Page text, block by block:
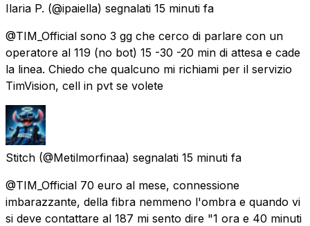
Ilaria P. (@ipaiella) segnalati 15 minuti fa
@TIM_Official sono 3 gg che cerco di parlare con un
operatore al 119 (no bot) 15 -30 -20 min di attesa e cade
la linea. Chiedo che qualcuno mi richiami per il servizio
TimVision, cell in pvt se volete
Stitch (@Metilmorfinaa) segnalati 15 minuti fa
@TIM_Official 70 euro al mese, connessione
imbarazzante, della fibra nemmeno l'ombra e quando vi
si deve contattare al 187 mi sento dire "1 ora e 40 minuti